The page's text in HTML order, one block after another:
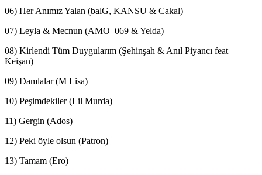
06) Her Anımız Yalan (balG, KANSU & Cakal)
07) Leyla & Mecnun (AMO_069 & Yelda)
08) Kirlendi Tüm Duygularım (Şehinşah & Anıl Piyancı feat
Keişan)
09) Damlalar (M Lisa)
10) Peşimdekiler (Lil Murda)
11) Gergin (Ados)
12) Peki öyle olsun (Patron)
13) Tamam (Ero)